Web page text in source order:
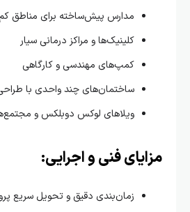
مدارس پیش‌ساخته برای مناطق کم‌برخوردار
کلینیک‌ها و مراکز درمانی سیار
کمپ‌های مهندسی و کارگاهی
ساختمان‌های چند واحدی با طراحی ماژولار
ویلاهای لوکس دوبلکس و مجتمع‌های ویلایی
فنی و اجرایی:
زمان‌بندی دقیق و تحویل سریع پروژه